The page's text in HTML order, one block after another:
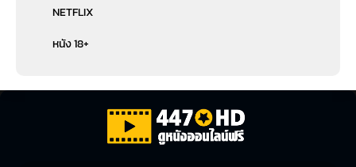
NETFLIX
หนัง 18+